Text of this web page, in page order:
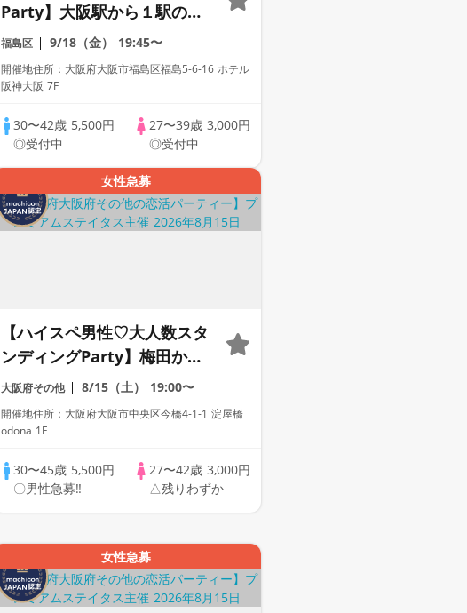
Party】大阪駅から１駅のホ
テルBarで開催♡【男性ドレ
スコード有り♡資格証100%
確認】ドリンク飲み放題
計110万人突破☆プレミアム
ステイタス
福島区 9/18（金） 19:45〜
開催地住所：大阪府大阪市福島区福島5-6-16 ホテル
阪神大阪 7F
30〜42歳 5,500円
◎受付中
27〜39歳3,000円
◎受付中
女性急募
【ハイスペ男性♡大人数スタ
ンディングParty】梅田から1
駅♡駅直結Dining【男性ドレ
スコード有り♡資格証100%
確認】ドリンク飲み放題【毎
突破☆プレミアムステイタス
♡
大阪府その他 8/15（土） 19:00〜
開催地住所：大阪府大阪市中央区今橋4-1-1 淀屋橋
odona 1F
30〜45歳 5,500円
〇男性急募‼
27〜42歳3,000円
△残りわずか
女性急募